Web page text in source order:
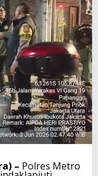
– Polres Metro